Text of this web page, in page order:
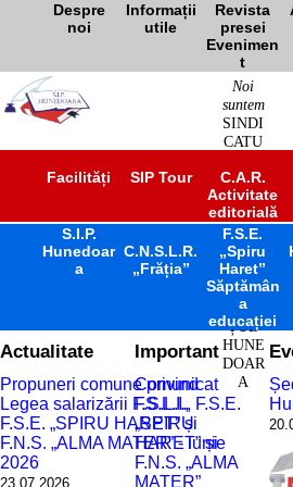
Despre
noi
Informații
utile
Revista
presei
Evenimen
t
Noi
suntem
SINDI
CATU
ÎNVĂ
ȚĂM
ÂNT
PREU
NIVE
RSITA
R
JUDE
ȚUL
HUNE
DOAR
A
Facilități SIP Tour C.A.R.
Activitate
editorială
S.I.P.
Hunedoar
a
C.N.S.L.R.
„Frăția”
F.S.E.
„Spiru
Haret”
Săptămân
a
educației
Actualitate
Propuneri comune privind
Legea salarizării F.S.L.I.,
F.S.E. „SPIRU HARET” și
F.N.S. „ALMA MATER” - iunie
2026
23.07.2026
Important
Comunicat
F.S.L.I., F.S.E.
„SPIRU
HARET” și
F.N.S. „ALMA
MATER”